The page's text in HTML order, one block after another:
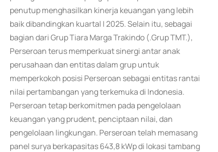
penutup menghasilkan kinerja keuangan yang lebih
baik dibandingkan kuartal I 2025. Selain itu, sebagai
bagian dari Grup Tiara Marga Trakindo (.Grup TMT.),
Perseroan terus memperkuat sinergi antar anak
perusahaan dan entitas dalam grup untuk
memperkokoh posisi Perseroan sebagai entitas rantai
nilai pertambangan yang terkemuka di Indonesia.
Perseroan tetap berkomitmen pada pengelolaan
keuangan yang prudent, penciptaan nilai, dan
pengelolaan lingkungan. Perseroan telah memasang
panel surya berkapasitas 643,8 kWp di lokasi tambang